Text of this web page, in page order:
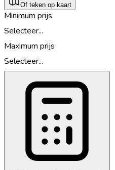
Of teken op kaart
Minimum prijs
Selecteer...
Maximum prijs
Selecteer...